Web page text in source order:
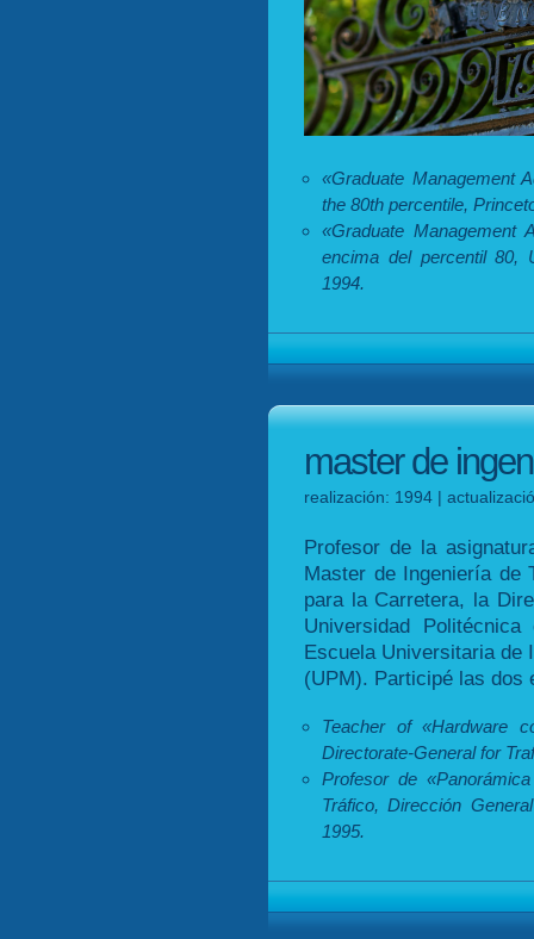
«Graduate Management
the 80th percentile,
«Graduate Management
encima del percentil 80,
1994.
master de
realización: 1994 |
Profesor de la
Master de Ingeniería de
para la Carretera, la
Universidad
Escuela Universitaria de
(UPM). Participé las dos
Teacher of «Hardware
Directorate-General for
Profesor de
Tráfico, Dirección
1995.